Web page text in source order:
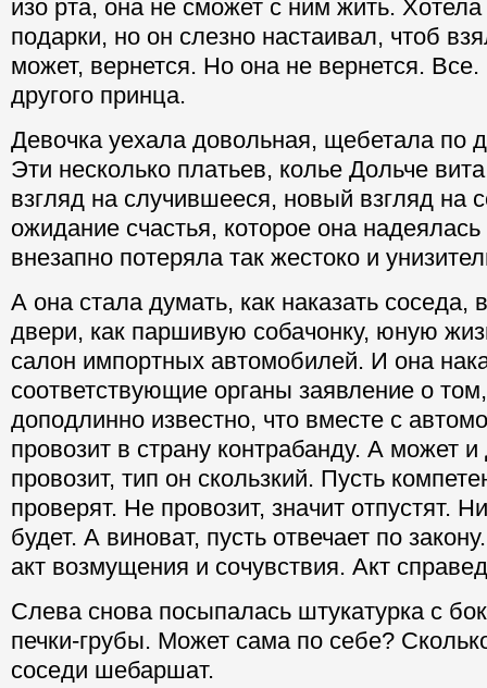
изо рта, она не сможет с ним жить.
подарки, но он слезно настаивал, чтоб
может, вернется. Но она не вернется.
другого принца.
Девочка уехала довольная, щебетала по
Эти несколько платьев, колье Дольче
взгляд на случившееся, новый взгляд на
ожидание счастья, которое она
внезапно потеряла так жестоко и
А она стала думать, как наказать соседа,
двери, как паршивую собачонку, юную
салон импортных автомобилей. И она
соответствующие органы заявление о
доподлинно известно, что вместе с
провозит в страну контрабанду. А может и
провозит, тип он скользкий. Пусть
проверят. Не провозит, значит отпустят.
будет. А виноват, пусть отвечает по
акт возмущения и сочувствия. Акт
Слева снова посыпалась штукатурка с
печки-грубы. Может сама по себе?
соседи шебаршат.